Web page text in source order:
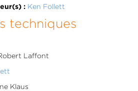
: Ken Follett
techniques
Laffont
Klaus